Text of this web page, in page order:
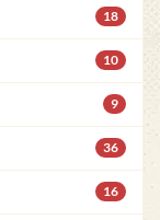
18
10
9
36
16